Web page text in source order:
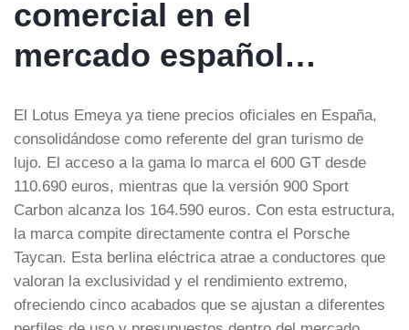
comercial en el
mercado español…
El Lotus Emeya ya tiene precios oficiales en España,
consolidándose como referente del gran turismo de
lujo. El acceso a la gama lo marca el 600 GT desde
110.690 euros, mientras que la versión 900 Sport
Carbon alcanza los 164.590 euros. Con esta estructura,
la marca compite directamente contra el Porsche
Taycan. Esta berlina eléctrica atrae a conductores que
valoran la exclusividad y el rendimiento extremo,
ofreciendo cinco acabados que se ajustan a diferentes